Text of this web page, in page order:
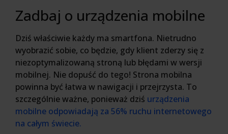
Zadbaj o urządzenia mobilne
Dziś właściwie każdy ma smartfona. Nietrudno
wyobrazić sobie, co będzie, gdy klient zderzy się z
niezoptymalizowaną stroną lub błędami w wersji
mobilnej. Nie dopuść do tego! Strona mobilna
powinna być łatwa w nawigacji i przejrzysta. To
szczególnie ważne, ponieważ dziś urządzenia
mobilne odpowiadają za 56% ruchu internetowego
na całym świecie.